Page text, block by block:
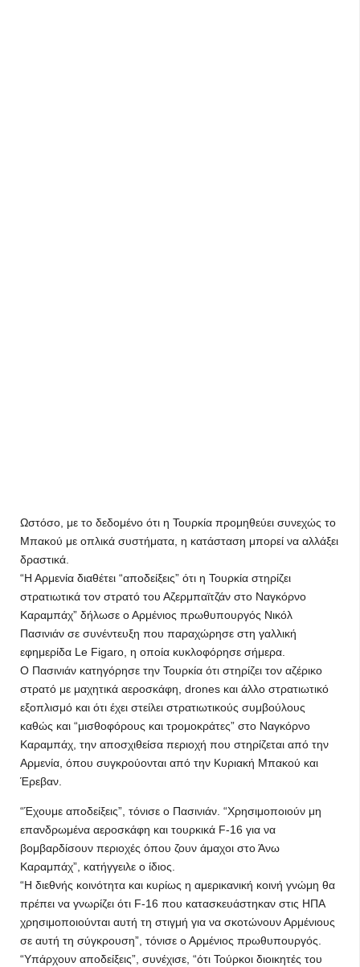
Ωστόσο, με το δεδομένο ότι η Τουρκία προμηθεύει συνεχώς το
Μπακού με οπλικά συστήματα, η κατάσταση μπορεί να αλλάξει
δραστικά.
“Η Αρμενία διαθέτει “αποδείξεις” ότι η Τουρκία στηρίζει
στρατιωτικά τον στρατό του Αζερμπαϊτζάν στο Ναγκόρνο
Καραμπάχ” δήλωσε ο Αρμένιος πρωθυπουργός Νικόλ
Πασινιάν σε συνέντευξη που παραχώρησε στη γαλλική
εφημερίδα Le Figaro, η οποία κυκλοφόρησε σήμερα.
Ο Πασινιάν κατηγόρησε την Τουρκία ότι στηρίζει τον αζέρικο
στρατό με μαχητικά αεροσκάφη, drones και άλλο στρατιωτικό
εξοπλισμό και ότι έχει στείλει στρατιωτικούς συμβούλους
καθώς και “μισθοφόρους και τρομοκράτες” στο Ναγκόρνο
Καραμπάχ, την αποσχιθείσα περιοχή που στηρίζεται από την
Αρμενία, όπου συγκρούονται από την Κυριακή Μπακού και
Έρεβαν.
“Έχουμε αποδείξεις”, τόνισε ο Πασινιάν. “Χρησιμοποιούν μη
επανδρωμένα αεροσκάφη και τουρκικά F-16 για να
βομβαρδίσουν περιοχές όπου ζουν άμαχοι στο Άνω
Καραμπάχ”, κατήγγειλε ο ίδιος.
“Η διεθνής κοινότητα και κυρίως η αμερικανική κοινή γνώμη θα
πρέπει να γνωρίζει ότι F-16 που κατασκευάστηκαν στις ΗΠΑ
χρησιμοποιούνται αυτή τη στιγμή για να σκοτώνουν Αρμένιους
σε αυτή τη σύγκρουση”, τόνισε ο Αρμένιος πρωθυπουργός.
“Υπάρχουν αποδείξεις”, συνέχισε, “ότι Τούρκοι διοικητές του